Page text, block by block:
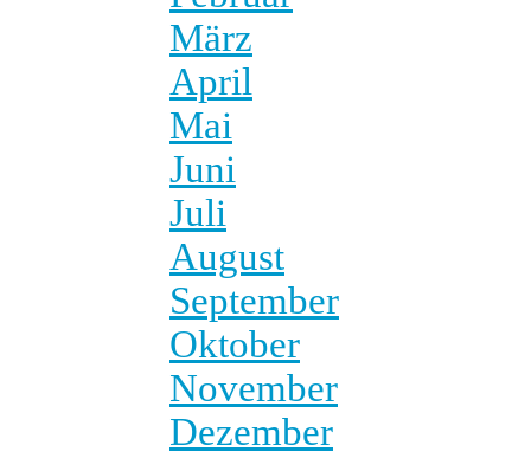
März
April
Mai
Juni
Juli
August
September
Oktober
November
Dezember